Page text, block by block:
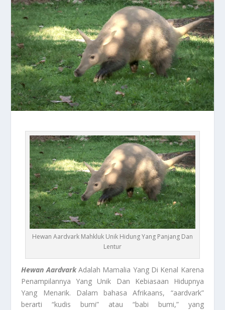
Hewan Aardvark Mahkluk Unik Hidung Yang Panjang Dan
Lentur
Hewan AardvarkAdalah Mamalia Yang Di Kenal Karena
Penampilannya Yang Unik Dan Kebiasaan Hidupnya
Yang Menarik. Dalam bahasa Afrikaans, “aardvark”
berarti “kudis bumi” atau “babi bumi,” yang